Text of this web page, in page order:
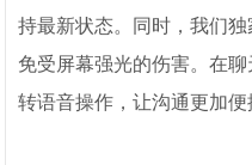
持最新状态。同时，我们
免受屏幕强光的伤害。在
转语音操作，让沟通更加便